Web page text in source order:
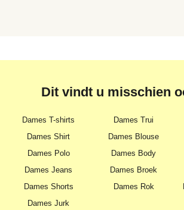
Dit vindt u misschien
Dames T-shirts Dames Trui
Dames Shirt
Dames Blouse
Dames Polo
Dames Body
Dames Jeans
Dames Broek
Dames Shorts
Dames Rok
Dames Jurk